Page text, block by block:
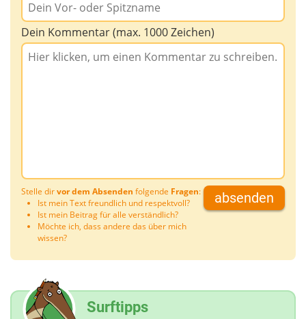
Dein Kommentar (max. 1000 Zeichen)
Stelle dirvor dem Absenden folgende Fragen:
Ist mein Text freundlich und respektvoll?
Ist mein Beitrag für alle verständlich?
Möchte ich, dass andere das über mich
wissen?
absenden
Surftipps